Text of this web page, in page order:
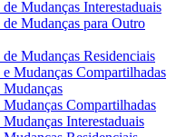
Mudanças Interestaduais
Mudanças para Outro
Mudanças Residenciais
Mudanças Compartilhadas
Mudanças
Compartilhadas
Interestaduais